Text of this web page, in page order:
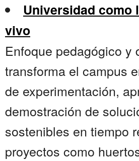
Universidad como
vivo
Enfoque pedagógico y
transforma el campus
de experimentación,
demostración de
sostenibles en tiempo
proyectos como